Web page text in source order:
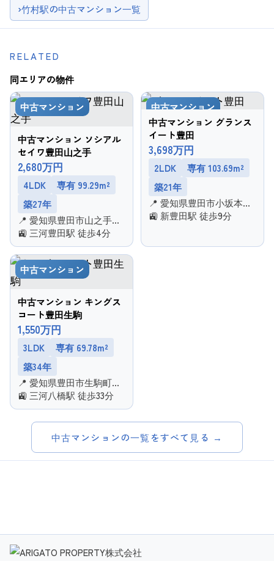
›竹村駅の中古マンション一覧
RELATED
同エリアの物件
中古マンション
中古マンション ソシアル
セイワ豊田山之手
2,680万円
4LDK
専有 99.29m²
築27年
📍 愛知県豊田市山之手３
丁目
🚉 三河豊田駅 徒歩4分
中古マンション
中古マンション グランス
イート豊田
3,698万円
2LDK
専有 103.69m²
築21年
📍 愛知県豊田市小坂本町
５丁目
🚉 新豊田駅 徒歩9分
中古マンション
中古マンション キングス
コート豊田生駒
1,550万円
3LDK
専有 69.78m²
築34年
📍 愛知県豊田市生駒町大
坪
🚉 三河八橋駅 徒歩33分
中古マンションの一覧をすべて見る →